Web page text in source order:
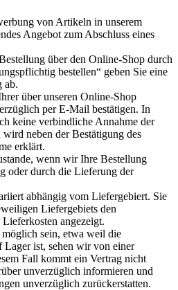
von Artikeln in unserem
Angebot zum Abschluss eines
über den Online-Shop durch
bestellen“ geben Sie eine
ab.
über unseren Online-Shop
per E-Mail bestätigen. In
keine verbindliche Annahme der
neben der Bestätigung des
erklärt.
wenn wir Ihre Bestellung
oder durch die Lieferung der
abhängig vom Liefergebiert. Sie
Liefergebiets den
angezeigt.
sein, etwa weil die
Lager ist, sehen wir von einer
Fall kommt ein Vertrag nicht
unverzüglich informieren und
unverzüglich zurückerstatten.